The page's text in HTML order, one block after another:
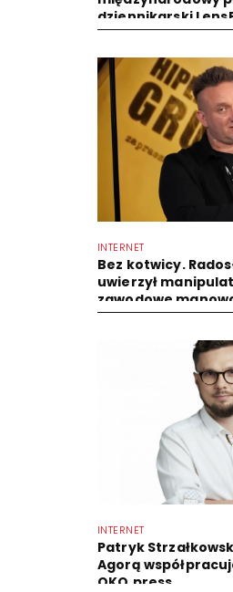
dziennikarski
INTERNET
Bez kotwicy.
uwierzył
zawodowe
INTERNET
Patryk
Agorą
OKO.press